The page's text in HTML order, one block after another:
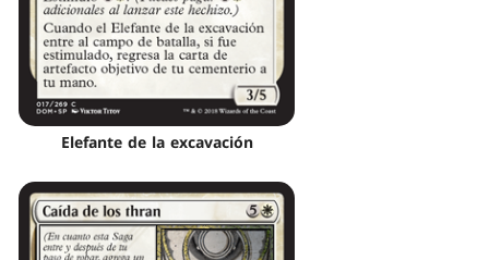
Elefante de la excavación